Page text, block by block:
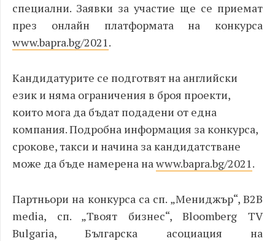
специални. Заявки за участие ще се приемат
през онлайн платформата на конкурса
www.bapra.bg/2021.
Кандидатурите се подготвят на английски
език и няма ограничения в броя проекти,
които мога да бъдат подадени от една
компания. Подробна информация за конкурса,
срокове, такси и начина за кандидатстване
може да бъде намерена наwww.bapra.bg/2021.
Партньори на конкурса са сп. „Мениджър“, B2B
media, сп. „Твоят бизнес“, Bloomberg TV
Bulgaria, Българска асоциация на